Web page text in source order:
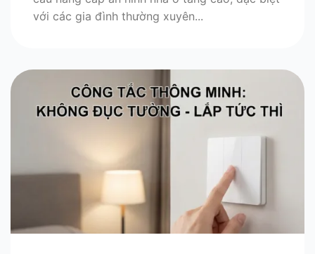
với các gia đình thường xuyên...